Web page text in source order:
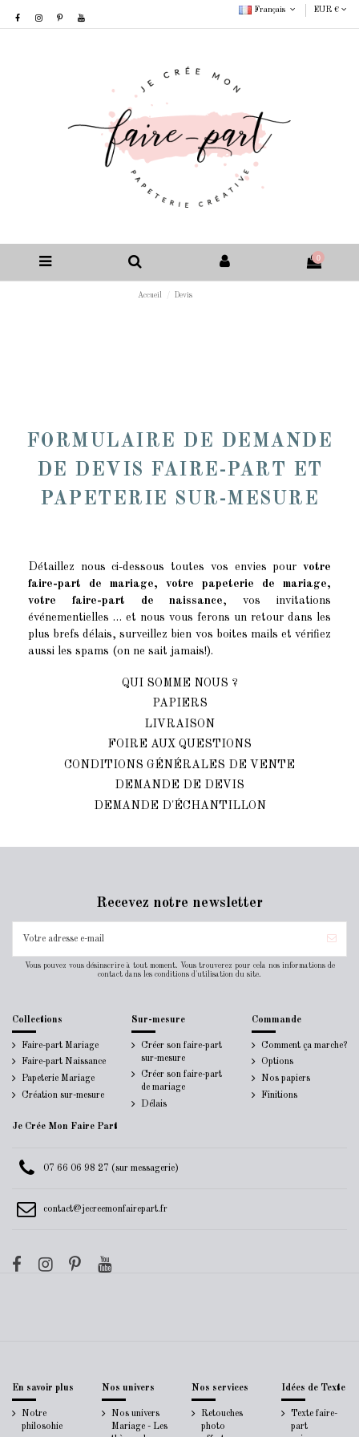
Français EUR €
0
Accueil Devis
FORMULAIRE DE DEMANDE
DE DEVIS FAIRE-PART ET
PAPETERIE SUR-MESURE
Détaillez nous ci-dessous toutes vos envies pour votre
faire-part de mariage, votre papeterie de mariage,
votre faire-part de naissance, vos invitations
événementielles … et nous vous ferons un retour dans les
plus brefs délais, surveillez bien vos boites mails et vérifiez
aussi les spams (on ne sait jamais!).
QUI SOMME NOUS ?
PAPIERS
LIVRAISON
FOIRE AUX QUESTIONS
CONDITIONS GÉNÉRALES DE VENTE
DEMANDE DE DEVIS
DEMANDE D'ÉCHANTILLON
Recevez notre newsletter
Vous pouvez vous désinscrire à tout moment. Vous trouverez pour cela nos informations de
contact dans les conditions d'utilisation du site.
Collections
Faire-part Mariage
Faire-part Naissance
Papeterie Mariage
Création sur-mesure
Sur-mesure
Créer son faire-part
sur-mesure
Créer son faire-part
de mariage
Délais
Commande
Comment ça marche?
Options
Nos papiers
Finitions
Je Crée Mon Faire Part
07 66 06 98 27 (sur messagerie)
contact@jecreemonfairepart.fr
En savoir plus
Notre
philosohie
Nos univers
Nos univers
Mariage - Les
Nos services
Retouches
photo
Idées de Texte
Texte faire-
part